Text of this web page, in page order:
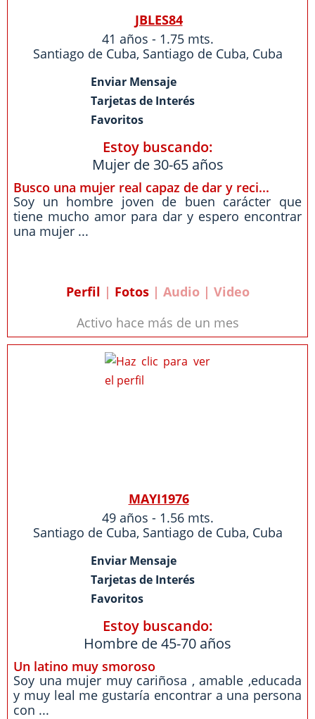
JBLES84
41 años - 1.75 mts.
Santiago de Cuba, Santiago de Cuba, Cuba
Enviar Mensaje
Tarjetas de Interés
Favoritos
Estoy buscando:
Mujer de 30-65 años
Busco una mujer real capaz de dar y reci...
Soy un hombre joven de buen carácter que
tiene mucho amor para dar y espero encontrar
una mujer ...
Perfil | Fotos| Audio | Video
Activo hace más de un mes
MAYI1976
49 años - 1.56 mts.
Santiago de Cuba, Santiago de Cuba, Cuba
Enviar Mensaje
Tarjetas de Interés
Favoritos
Estoy buscando:
Hombre de 45-70 años
Un latino muy smoroso
Soy una mujer muy cariñosa , amable ,educada
y muy leal me gustaría encontrar a una persona
con ...